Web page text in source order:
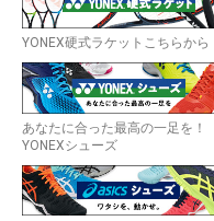
YONEX硬式ラケットこちらから
あなたに合った最高の一足を！
YONEXシューズ